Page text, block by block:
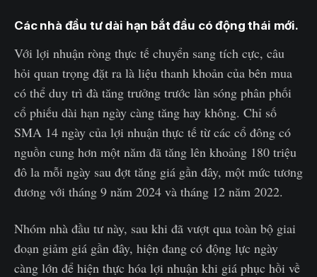
Các nhà đầu tư dài hạn bắt đầu có động thái mới.
Với lợi nhuận ròng thực tế chuyển sang tích cực, câu
hỏi quan trọng đặt ra là liệu thanh khoản của bên mua
có thể duy trì đà tăng trưởng trước làn sóng phân phối
cổ phiếu dài hạn ngày càng tăng hay không. Chỉ số
SMA 14 ngày của lợi nhuận thực tế từ các cổ đông có
nguồn cung hơn một năm đã tăng lên khoảng 180 triệu
đô la mỗi ngày sau đợt tăng giá gần đây, một mức tương
đương với tháng 9 năm 2024 và tháng 12 năm 2022.
Nhóm nhà đầu tư này, sau khi đã vượt qua toàn bộ giai
đoạn giảm giá gần đây, hiện đang có động lực ngày
càng lớn để hiện thực hóa lợi nhuận khi giá phục hồi về